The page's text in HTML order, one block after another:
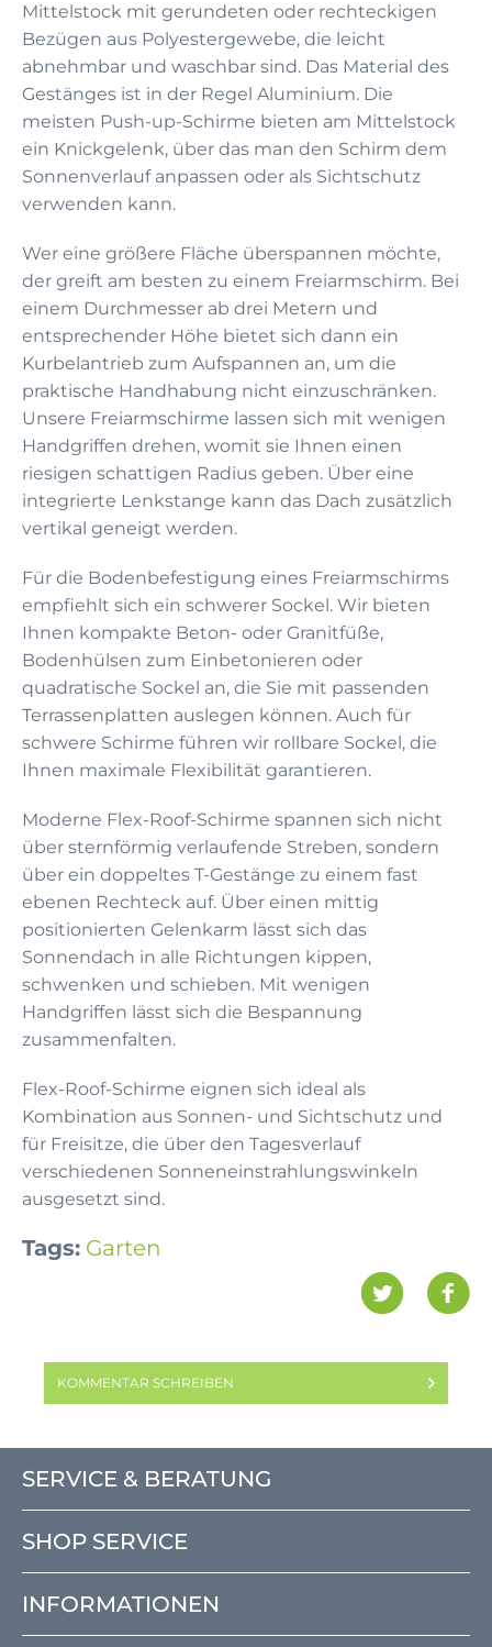
Mittelstock mit gerundeten oder rechteckigen
Bezügen aus Polyestergewebe, die leicht
abnehmbar und waschbar sind. Das Material des
Gestänges ist in der Regel Aluminium. Die
meisten Push-up-Schirme bieten am Mittelstock
ein Knickgelenk, über das man den Schirm dem
Sonnenverlauf anpassen oder als Sichtschutz
verwenden kann.
Wer eine größere Fläche überspannen möchte,
der greift am besten zu einem Freiarmschirm. Bei
einem Durchmesser ab drei Metern und
entsprechender Höhe bietet sich dann ein
Kurbelantrieb zum Aufspannen an, um die
praktische Handhabung nicht einzuschränken.
Unsere Freiarmschirme lassen sich mit wenigen
Handgriffen drehen, womit sie Ihnen einen
riesigen schattigen Radius geben. Über eine
integrierte Lenkstange kann das Dach zusätzlich
vertikal geneigt werden.
Für die Bodenbefestigung eines Freiarmschirms
empfiehlt sich ein schwerer Sockel. Wir bieten
Ihnen kompakte Beton- oder Granitfüße,
Bodenhülsen zum Einbetonieren oder
quadratische Sockel an, die Sie mit passenden
Terrassenplatten auslegen können. Auch für
schwere Schirme führen wir rollbare Sockel, die
Ihnen maximale Flexibilität garantieren.
Moderne Flex-Roof-Schirme spannen sich nicht
über sternförmig verlaufende Streben, sondern
über ein doppeltes T-Gestänge zu einem fast
ebenen Rechteck auf. Über einen mittig
positionierten Gelenkarm lässt sich das
Sonnendach in alle Richtungen kippen,
schwenken und schieben. Mit wenigen
Handgriffen lässt sich die Bespannung
zusammenfalten.
Flex-Roof-Schirme eignen sich ideal als
Kombination aus Sonnen- und Sichtschutz und
für Freisitze, die über den Tagesverlauf
verschiedenen Sonneneinstrahlungswinkeln
ausgesetzt sind.
Tags: Garten
KOMMENTAR SCHREIBEN
SERVICE & BERATUNG
SHOP SERVICE
INFORMATIONEN